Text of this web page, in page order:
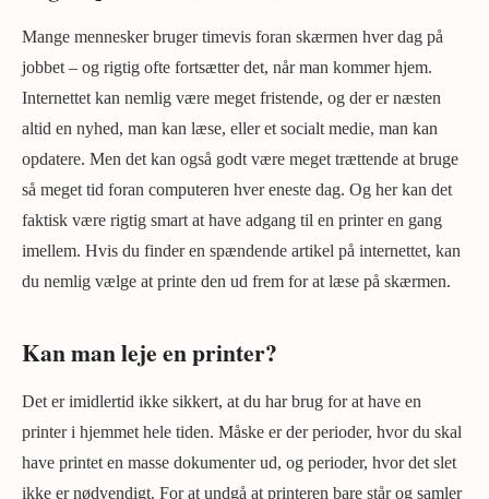
Mange mennesker bruger timevis foran skærmen hver dag på
jobbet – og rigtig ofte fortsætter det, når man kommer hjem.
Internettet kan nemlig være meget fristende, og der er næsten
altid en nyhed, man kan læse, eller et socialt medie, man kan
opdatere. Men det kan også godt være meget trættende at bruge
så meget tid foran computeren hver eneste dag. Og her kan det
faktisk være rigtig smart at have adgang til en printer en gang
imellem. Hvis du finder en spændende artikel på internettet, kan
du nemlig vælge at printe den ud frem for at læse på skærmen.
Kan man leje en printer?
Det er imidlertid ikke sikkert, at du har brug for at have en
printer i hjemmet hele tiden. Måske er der perioder, hvor du skal
have printet en masse dokumenter ud, og perioder, hvor det slet
ikke er nødvendigt. For at undgå at printeren bare står og samler